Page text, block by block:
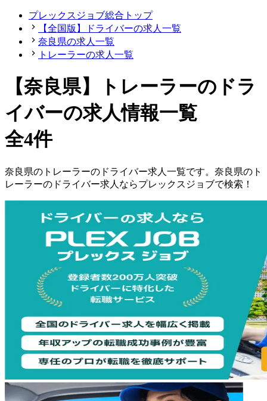
プレックスジョブ総合トップ
【全国版】ドライバーの求人一覧
奈良県の求人一覧
トレーラーの求人一覧
【奈良県】トレーラーのドラ
イバーの求人情報一覧
全4件
奈良県の トレーラーの ドライバー求人一覧です。 奈良県の ト
レーラーの ドライバー求人ならプレックスジョブで検索！